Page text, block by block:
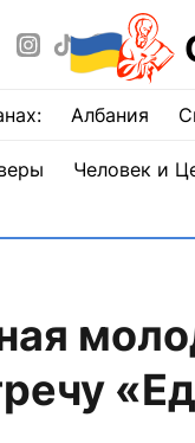
Албания
Человек и